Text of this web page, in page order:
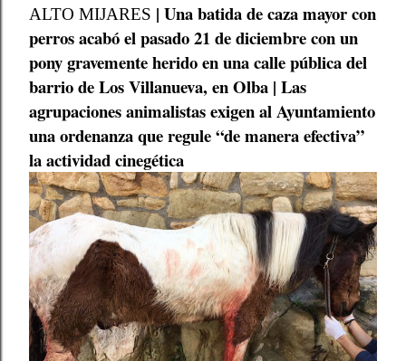
ALTO MIJARES | Una batida de caza mayor con
perros acabó el pasado 21 de diciembre con un
pony gravemente herido en una calle pública del
barrio de Los Villanueva, en Olba | Las
agrupaciones animalistas exigen al Ayuntamiento
una ordenanza que regule “de manera efectiva”
la actividad cinegética